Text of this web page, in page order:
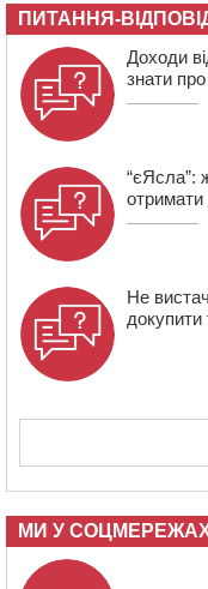
06 СЕРПНЯ 2026,
21:13 Вісім медалей, з
спортсмени
ПИТАННЯ-
Доходи
знати
“єЯсла”:
Не
докупити
МИ У